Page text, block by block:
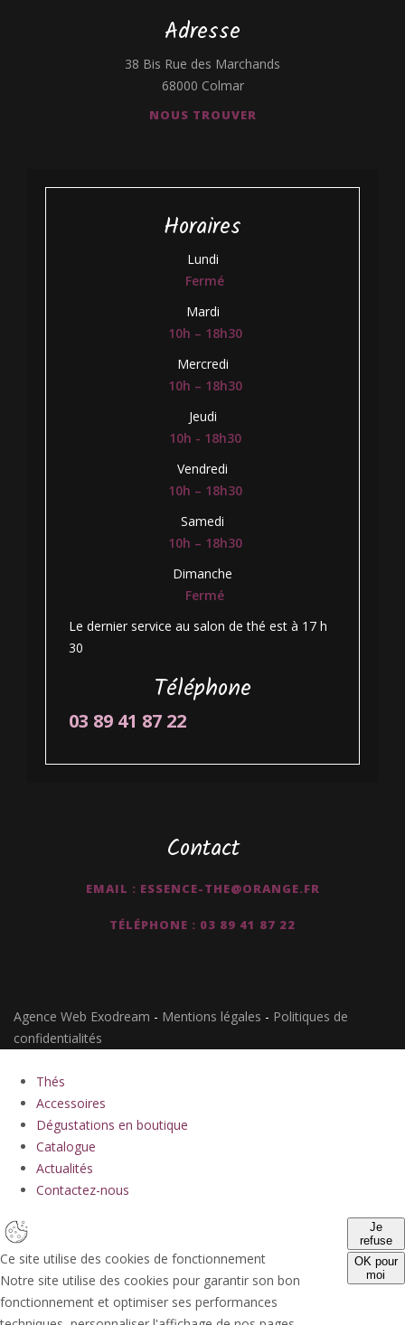
Adresse
38 Bis Rue des Marchands
68000 Colmar
NOUS TROUVER
Horaires
Lundi
Fermé
Mardi
10h – 18h30
Mercredi
10h – 18h30
Jeudi
10h - 18h30
Vendredi
10h – 18h30
Samedi
10h – 18h30
Dimanche
Fermé
Le dernier service au salon de thé est à 17 h
30
Téléphone
03 89 41 87 22
Contact
EMAIL : ESSENCE-THE@ORANGE.FR
TÉLÉPHONE : 03 89 41 87 22
Agence Web Exodream - Mentions légales - Politiques de
confidentialités
Thés
Accessoires
Dégustations en boutique
Catalogue
Actualités
Contactez-nous
Ce site utilise des cookies de fonctionnement
Notre site utilise des cookies pour garantir son bon
fonctionnement et optimiser ses performances
Je
refuse
OK pour
moi